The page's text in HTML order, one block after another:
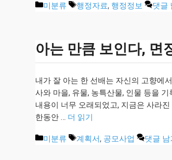
카
리
미분류
태
행정자료, 행정정보 댓글
아는 만큼 보인다, 면
내가 잘 아는 한 선배는 자신의 고향에
사와 마을, 유물, 농특산물, 인물 등을
내용이 너무 오래되었고, 지금은 사라
한동안 … 더 읽기
카
미분류
태
계획서, 공모사업 댓글 남